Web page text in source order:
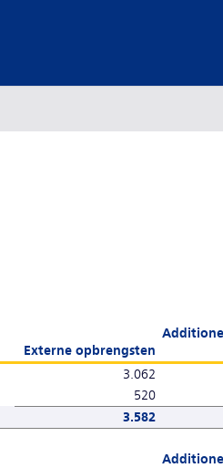
Externe opbrengsten
3.062
520
3.582